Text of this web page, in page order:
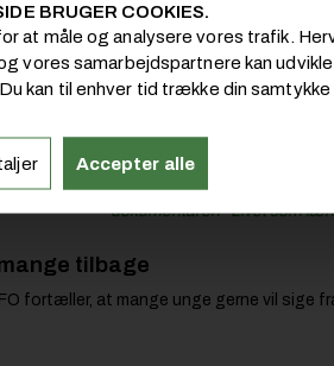
til at sætte ord på udfordringerne og
interviews og workshops med både
Læs også:
at sikre lærlinge et arbejdsmiljø med
dokumentaren ”Livet som
tilbage
fortæller, at mange unge gerne vil sige
BRUGER COOKIES.
at måle og analysere vores trafik.
vores samarbejdspartnere kan
kan til enhver tid trække din
Accepter alle